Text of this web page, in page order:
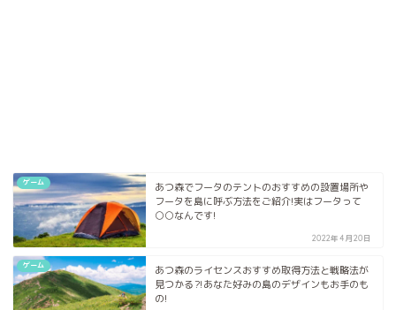
ゲーム
あつ森でフータのテントのおすすめの設置場所や
フータを島に呼ぶ方法をご紹介!実はフータって
○○なんです!
2022年4月20日
ゲーム
あつ森のライセンスおすすめ取得方法と戦略法が
見つかる⁈あなた好みの島のデザインもお手のも
の!